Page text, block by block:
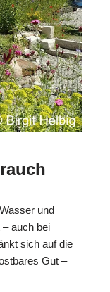
und
– auch bei
sich auf die
Gut –